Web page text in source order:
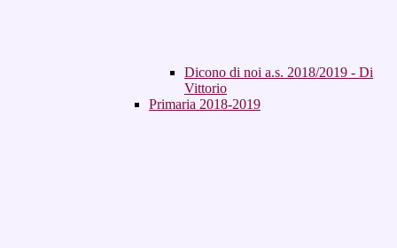
Dicono di noi a.s. 2018/2019 - Di
Vittorio
Primaria 2018-2019